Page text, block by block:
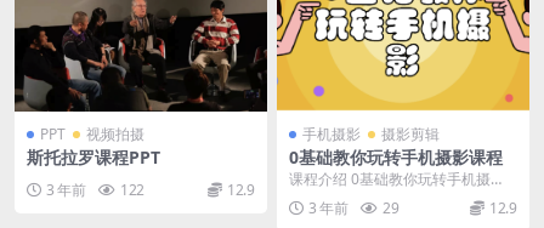
PPT 视频拍摄
斯托拉罗课程PPT
3 年前 122 12.9
手机摄影 摄影剪辑
0基础教你玩转手机摄影课程
课程介绍 0基础教你玩转手机摄
影，67节课手把手实操讲解，好学
易懂，非常适合喜爱...
3 年前 29 12.9